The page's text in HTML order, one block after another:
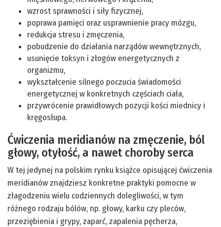
wzrost sprawności i siły fizycznej,
poprawa pamięci oraz usprawnienie pracy mózgu,
redukcja stresu i zmęczenia,
pobudzenie do działania narządów wewnętrznych,
usunięcie toksyn i złogów energetycznych z
organizmu,
wykształcenie silnego poczucia świadomości
energetycznej w konkretnych częściach ciała,
przywrócenie prawidłowych pozycji kości miednicy i
kręgosłupa.
Ćwiczenia meridianów na zmęczenie, ból
głowy, otyłość, a nawet choroby serca
W tej jedynej na polskim rynku książce opisującej ćwiczenia
meridianów znajdziesz konkretne praktyki pomocne w
złagodzeniu wielu codziennych dolegliwości, w tym
różnego rodzaju bólów, np. głowy, karku czy pleców,
przeziębienia i grypy, zaparć, zapalenia pęcherza,